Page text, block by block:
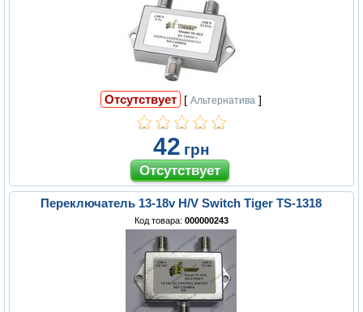
Отсутствует [Альтернатива ]
42 грн
Переключатель 13-18v H/V Switch Tiger TS-1318
Код товара: 000000243